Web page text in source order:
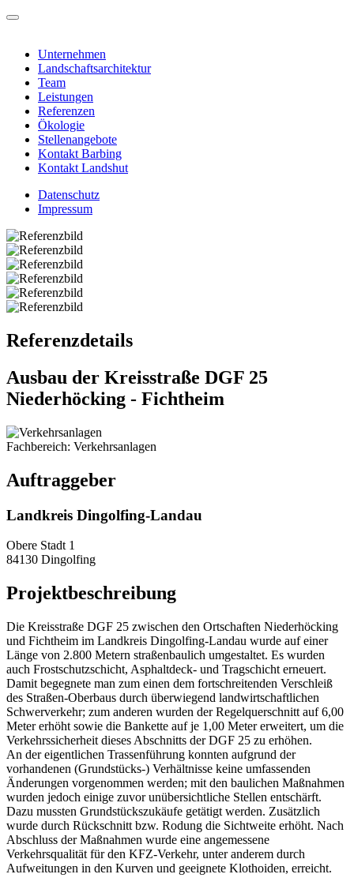
Unternehmen
Landschaftsarchitektur
Team
Leistungen
Referenzen
Ökologie
Stellenangebote
Kontakt Barbing
Kontakt Landshut
Datenschutz
Impressum
Referenzdetails
Ausbau der Kreisstraße DGF 25
Niederhöcking - Fichtheim
Fachbereich: Verkehrsanlagen
Auftraggeber
Landkreis Dingolfing-Landau
Obere Stadt 1
84130 Dingolfing
Projektbeschreibung
Die Kreisstraße DGF 25 zwischen den Ortschaften Niederhöcking
und Fichtheim im Landkreis Dingolfing-Landau wurde auf einer
Länge von 2.800 Metern straßenbaulich umgestaltet. Es wurden
auch Frostschutzschicht, Asphaltdeck- und Tragschicht erneuert.
Damit begegnete man zum einen dem fortschreitenden Verschleiß
des Straßen-Oberbaus durch überwiegend landwirtschaftlichen
Schwerverkehr; zum anderen wurden der Regelquerschnitt auf 6,00
Meter erhöht sowie die Bankette auf je 1,00 Meter erweitert, um die
Verkehrssicherheit dieses Abschnitts der DGF 25 zu erhöhen.
An der eigentlichen Trassenführung konnten aufgrund der
vorhandenen (Grundstücks-) Verhältnisse keine umfassenden
Änderungen vorgenommen werden; mit den baulichen Maßnahmen
wurden jedoch einige zuvor unübersichtliche Stellen entschärft.
Dazu mussten Grundstückszukäufe getätigt werden. Zusätzlich
wurde durch Rückschnitt bzw. Rodung die Sichtweite erhöht. Nach
Abschluss der Maßnahmen wurde eine angemessene
Verkehrsqualität für den KFZ-Verkehr, unter anderem durch
Aufweitungen in den Kurven und geeignete Klothoiden, erreicht.